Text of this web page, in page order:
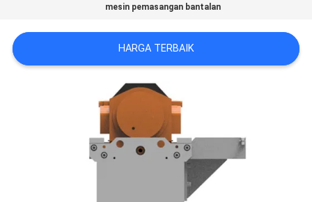
SITEMAP
PRIVACY
mesin pemasangan bantalan
HARGA TERBAIK